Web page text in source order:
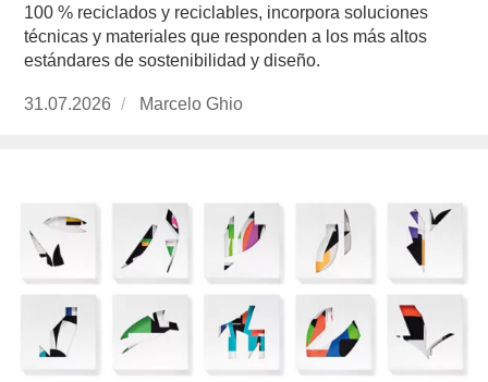
100 % reciclados y reciclables, incorpora soluciones
técnicas y materiales que responden a los más altos
estándares de sostenibilidad y diseño.
Publicado
31.07.2026
https://www.experimenta.es/author/marcelo-
Marcelo Ghio